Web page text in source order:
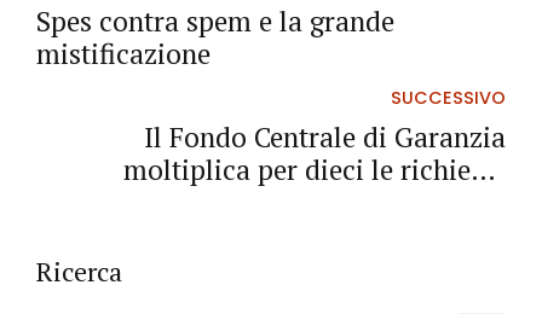
Spes contra spem e la grande
mistificazione
SUCCESSIVO
Il Fondo Centrale di Garanzia
moltiplica per dieci le richieste
Ricerca